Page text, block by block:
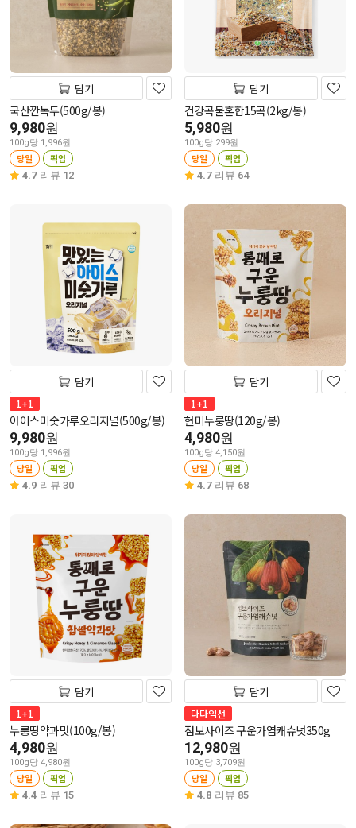
담기
국산깐녹두(500g/봉)
9,980원
100g당 1,996원
당일 픽업
4.7 리뷰 12
담기
건강곡물혼합15곡(2kg/봉)
5,980원
100g당 299원
당일 픽업
4.7 리뷰 64
담기
1+1
아이스미숫가루오리지널(500g/봉)
9,980원
100g당 1,996원
당일 픽업
4.9 리뷰 30
담기
1+1
현미누룽땅(120g/봉)
4,980원
100g당 4,150원
당일 픽업
4.7 리뷰 68
담기
1+1
누룽땅약과맛(100g/봉)
4,980원
100g당 4,980원
당일 픽업
4.4 리뷰 15
담기
다다익선
점보사이즈 구운가염캐슈넛350g
12,980원
100g당 3,709원
당일 픽업
4.8 리뷰 85